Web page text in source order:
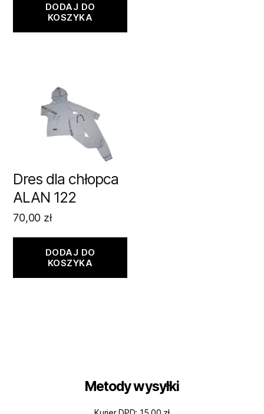
DODAJ DO
KOSZYKA
Dres dla chłopca
ALAN 122
70,00 zł
DODAJ DO
KOSZYKA
Metody wysyłki